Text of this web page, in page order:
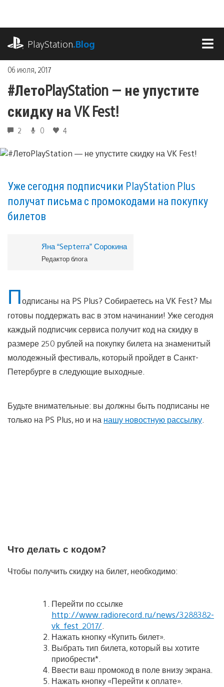
содержимому
PlayStation.Blog
06 июля, 2017
#ЛетоPlayStation — не упустите
скидку на VK Fest!
2 0 4
Уже сегодня подписчики PlayStation Plus
получат письма с промокодами на покупку
билетов
Яна “Septerra” Сорокина
Редактор блога
Подписаны на PS Plus? Собираетесь на VK Fest? Мы
готовы поддержать вас в этом начинании! Уже сегодня
каждый подписчик сервиса получит код на скидку в
размере 250 рублей на покупку билета на знаменитый
молодежный фестиваль, который пройдет в Санкт-
Петербурге в следующие выходные.
Будьте внимательные: вы должны быть подписаны не
только на PS Plus, но и на нашу новостную рассылку
Что делать с кодом?
Чтобы получить скидку на билет, необходимо:
Перейти по ссылке
http://www.radiorecord.ru/news/3288382-
vk_fest_2017/.
Нажать кнопку «Купить билет».
Выбрать тип билета, который вы хотите
приобрести*.
Ввести ваш промокод в поле внизу экрана.
Нажать кнопку «Перейти к оплате».